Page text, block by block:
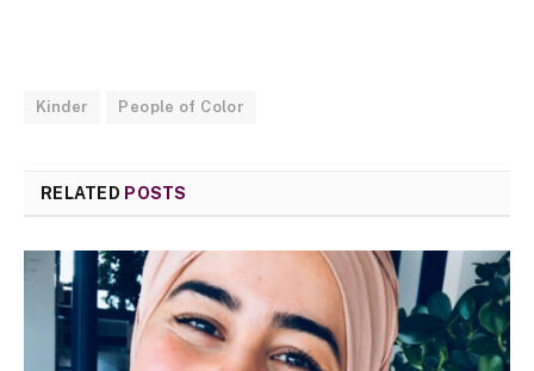
Kinder People of Color
RELATED POSTS